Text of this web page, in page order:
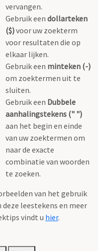
vervangen.
Gebruik een dollarteken
($)voor uw zoekterm
voor resultaten die op
elkaar lijken.
Gebruik een minteken (-)
om zoektermen uit te
sluiten.
Gebruik een Dubbele
aanhalingstekens (" ")
aan het begin en einde
van uw zoektermen om
naar de exacte
combinatie van woorden
te zoeken.
van het gebruik
deze leestekens en meer
vindt u hier.